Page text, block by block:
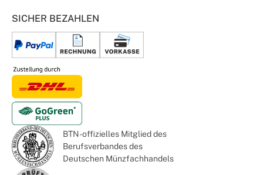
SICHER BEZAHLEN
BTN - offizielles Mitglied des
Berufsverbandes des
Deutschen Münzfachhandels